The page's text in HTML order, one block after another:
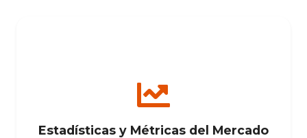
Estadísticas y Métricas del Mercado